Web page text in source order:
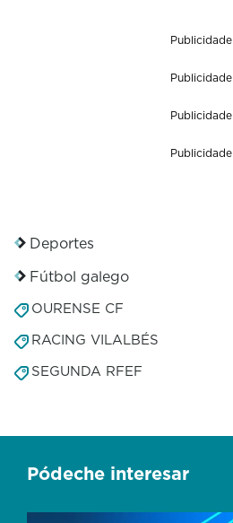
Publicidade
Publicidade
Publicidade
Publicidade
Deportes
Fútbol galego
OURENSE CF
RACING VILALBÉS
SEGUNDA RFEF
Pódeche interesar